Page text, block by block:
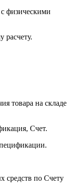
физическими
расчету.
товара на складе
Счет.
средств по Счету